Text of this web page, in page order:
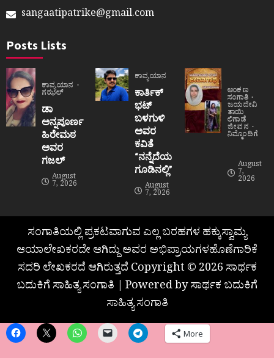
sangaatipatrike@gmail.com
Posts Lists
ಕಾವ್ಯಯಾನ
ಗಝಲ್
ಡಾ
ಅನ್ನಪೂರ್ಣ
ಹಿರೇಮಠ
ಅವರ
ಗಜಲ್
August
7, 2026
ಕಾವ್ಯಯಾನ
ಕಾರ್ತಿಕ್
ಭಟ್
ಬಳಗುಳಿ
ಅವರ
ಕವಿತೆ
“ನನ್ನೆದೆಯ
ಗೂಡಿನಲ್ಲಿ”
August
7, 2026
ಅಂಕಣ
ಸಂಗಾತಿ
ಜಯದೇವಿ
ತಾಯಿ
ಲಿಗಾಡೆ
ಜೀವನ
ನಿಮ್ಮೊಂದಿಗೆ
August
7,
2026
ಸಂಗಾತಿಯಲ್ಲಿ ಪ್ರಕಟವಾಗುವ ಎಲ್ಲ ಬರಹಗಳ ಹಕ್ಕುಸ್ವಾಮ್ಯ
ಆಯಾಲೇಖಕರದೇ ಆಗಿದ್ದು ಅವರ ಅಭಿಪ್ರಾಯಗಳಹೊಣೆಗಾರಿಕೆ
ಸದರಿ ಲೇಖಕರದೆ ಆಗಿರುತ್ತದೆ Copyright © 2026 ಸಾರ್ಥಕ
ಬದುಕಿಗೆ ಸಾಹಿತ್ಯ ಸಂಗಾತಿ | Powered by ಸಾರ್ಥಕ ಬದುಕಿಗೆ
ಸಾಹಿತ್ಯ ಸಂಗಾತಿ
More